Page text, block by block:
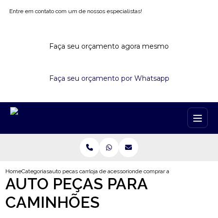
Entre em contato com um de nossos especialistas!
Faça seu orçamento agora mesmo
Faça seu orçamento por Whatsapp
HomeCategoriasauto pecas caminhoesloja de acessorios para caminhao
onde comprar acessorios para
AUTO PEÇAS PARA
CAMINHÕES